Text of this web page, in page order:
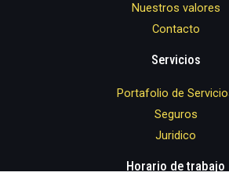
Nuestros valores
Contacto
Servicios
Portafolio de
Seguros
Juridico
Horario de trabajo